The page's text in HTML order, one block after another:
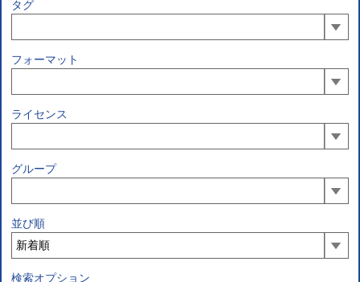
タグ
フォーマット
ライセンス
グループ
並び順
検索オプション